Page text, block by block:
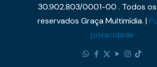
30.902.803/0001-00 . Todos
reservados Graça Multimídia. |
privacidade